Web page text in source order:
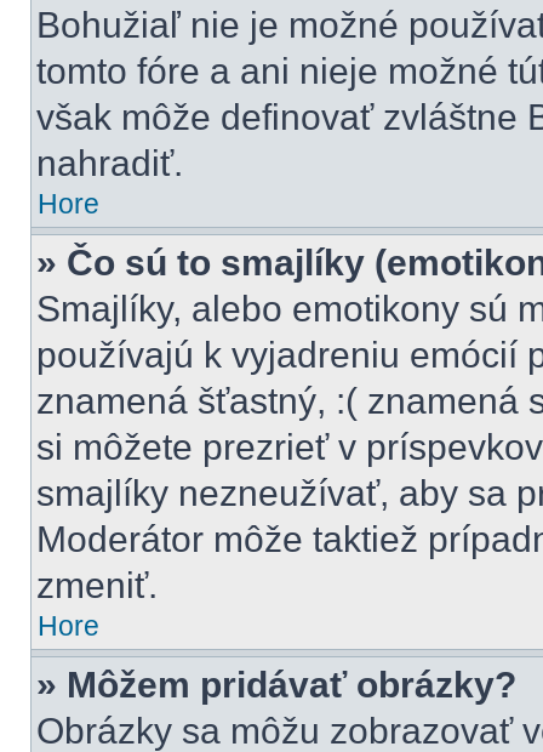
Bohužiaľ nie je možné
tomto fóre a ani nieje možné
však môže definovať zvláštne
nahradiť.
Hore
» Čo sú to smajlíky
Smajlíky, alebo emotikony sú
používajú k vyjadreniu emócií
znamená šťastný, :( znamená
si môžete prezrieť v
smajlíky nezneužívať, aby sa
Moderátor môže taktiež
zmeniť.
Hore
» Môžem pridávať obrázky?
Obrázky sa môžu zobrazovať